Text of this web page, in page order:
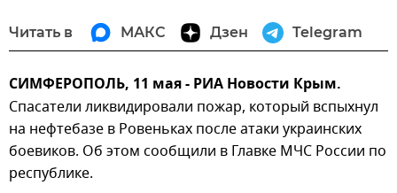
Читать в МАКС Дзен Telegram
СИМФЕРОПОЛЬ, 11 мая - РИА Новости Крым.
Спасатели ликвидировали пожар, который вспыхнул
на нефтебазе в Ровеньках после атаки украинских
боевиков. Об этом сообщили в Главке МЧС России по
республике.